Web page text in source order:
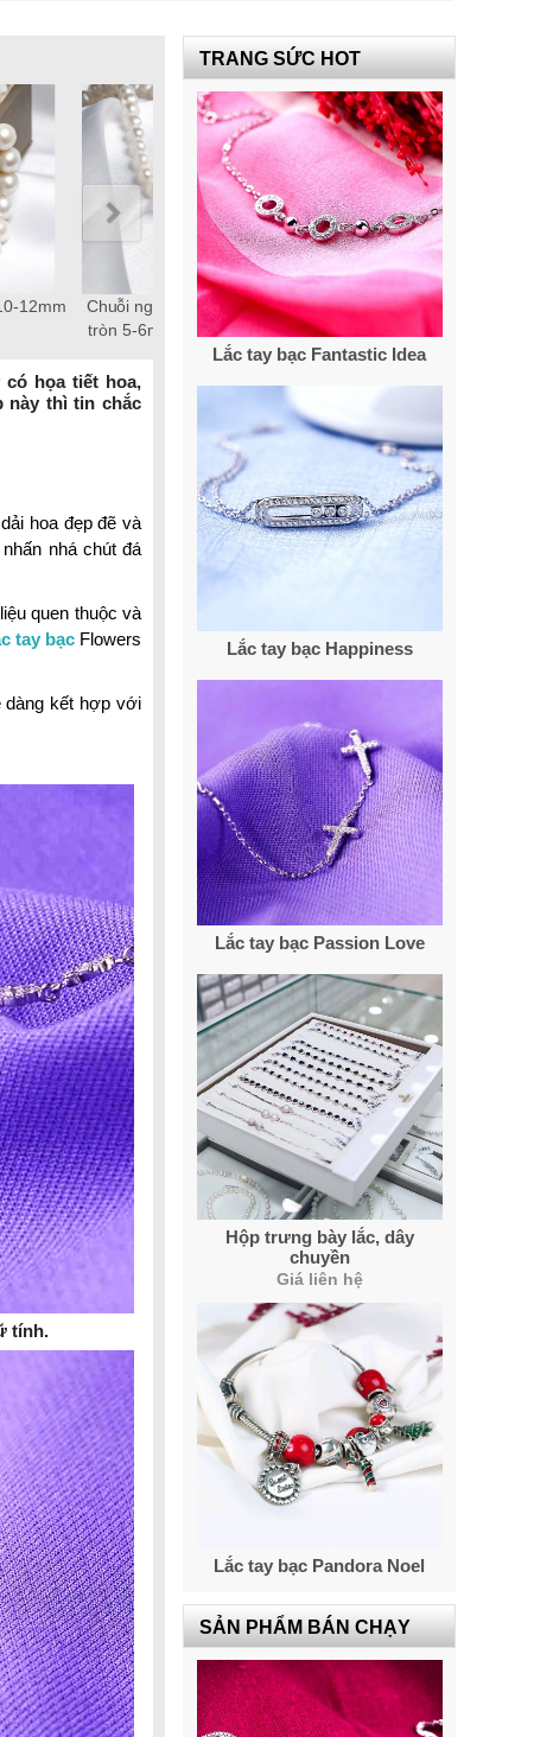
Bông tai ngọc trai Freshwater
tròn 9-10mm trắng vàng 18k
Grace
bạc
Chuỗi ngọc trai Freshwater
tròn 8-9mm hồng chốt bạc
S925 xi bạch kim gắn đá CZ
họa tiết hoa,
này thì tin chắc
hoa đẹp đẽ và
nhá chút đá
quen thuộc và
tay bạc Flowers
dàng kết hợp với
tính.
TRANG SỨC HOT
Lắc tay bạc Fantastic Idea
Lắc tay bạc Happiness
Lắc tay bạc Passion Love
Hộp trưng bày lắc, dây
chuyền
Giá liên hệ
Lắc tay bạc Pandora Noel
SẢN PHẨM BÁN CHẠY